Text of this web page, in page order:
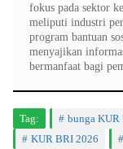
fokus pada sektor
meliputi industri
program bantuan
menyajikan
bermanfaat bagi
Tag: bunga KUR
KUR BRI 2026